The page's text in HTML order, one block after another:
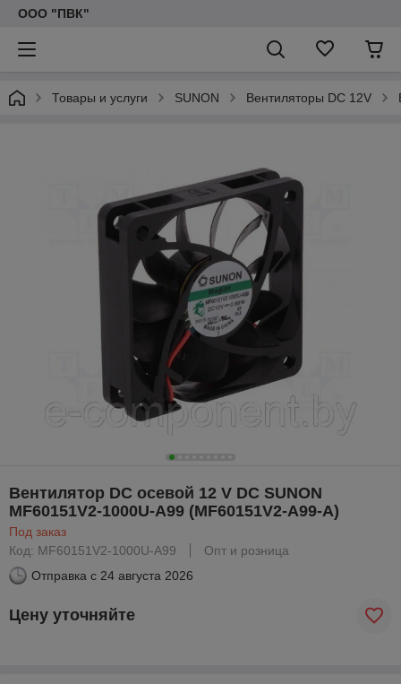
ООО "ПВК"
Товары и услуги SUNON Вентиляторы DC 12V
Вентилятор DC осевой 12 V DC SUNON
MF60151V2-1000U-A99 (MF60151V2-A99-A)
Под заказ
Код: MF60151V2-1000U-A99
Опт и розница
Отправка с 24 августа 2026
Цену уточняйте